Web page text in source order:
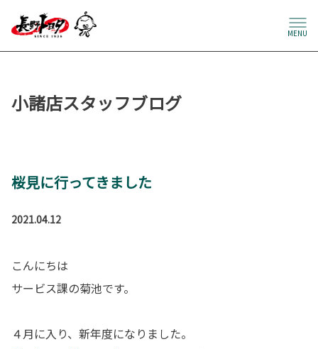
MENU
小諸店スタッフブログ
桜見に行ってきました
2021.04.12
こんにちは
サービス課の菊池です。
４月に入り、新年度になりました。